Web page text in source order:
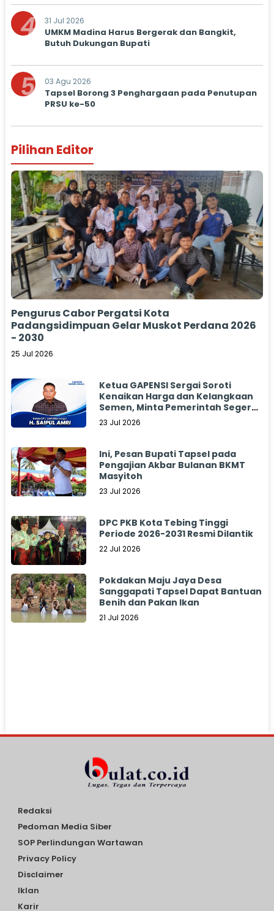
4 31 Jul 2026
UMKM Madina Harus Bergerak dan Bangkit,
Butuh Dukungan Bupati
5 03 Agu 2026
Tapsel Borong 3 Penghargaan pada Penutupan
PRSU ke-50
Pilihan Editor
Pengurus Cabor Pergatsi Kota
Padangsidimpuan Gelar Muskot Perdana 2026
- 2030
25 Jul 2026
Ketua GAPENSI Sergai Soroti
Kenaikan Harga dan Kelangkaan
Semen, Minta Pemerintah Segera
Bertindak
23 Jul 2026
Ini, Pesan Bupati Tapsel pada
Pengajian Akbar Bulanan BKMT
Masyitoh
23 Jul 2026
DPC PKB Kota Tebing Tinggi
Periode 2026-2031 Resmi Dilantik
22 Jul 2026
Pokdakan Maju Jaya Desa
Sanggapati Tapsel Dapat Bantuan
Benih dan Pakan Ikan
21 Jul 2026
Redaksi
Pedoman Media Siber
SOP Perlindungan Wartawan
Privacy Policy
Disclaimer
Iklan
Karir